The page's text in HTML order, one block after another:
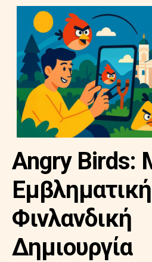
Angry Birds:
Εμβληματική
Φινλανδική
Δημιουργία